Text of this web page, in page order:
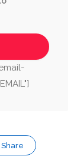
Share